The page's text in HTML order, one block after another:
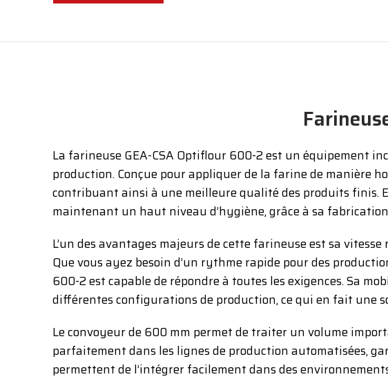
La farineuse GEA-CSA Optiflour 600-2 est un équipement
production. Conçue pour appliquer de la farine de manière
contribuant ainsi à une meilleure qualité des produits
maintenant un haut niveau d’hygiène, grâce à sa
L’un des avantages majeurs de cette farineuse est sa
Que vous ayez besoin d’un rythme rapide pour des
600-2 est capable de répondre à toutes les exigences. Sa
différentes configurations de production, ce qui en fait une
Le convoyeur de 600 mm permet de traiter un volume
parfaitement dans les lignes de production automatisées,
permettent de l’intégrer facilement dans des